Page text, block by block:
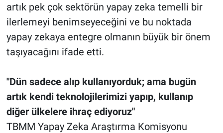
artık pek çok sektörün yapay zeka temelli bir
ilerlemeyi benimseyeceğini ve bu noktada
yapay zekaya entegre olmanın büyük bir önem
taşıyacağını ifade etti.
"Dün sadece alıp kullanıyorduk; ama bugün
artık kendi teknolojilerimizi yapıp, kullanıp
diğer ülkelere ihraç ediyoruz"
TBMM Yapay Zeka Araştırma Komisyonu